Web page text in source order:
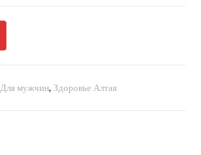
Для мужчин,Здоровье Алтая